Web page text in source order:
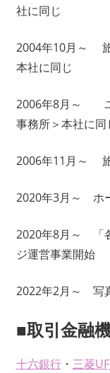
社に同じ
2004年10月～
本社に同じ
2006年8月～ ユ
事務所＞本社に同
2006年11月～
2020年3月～ ホ
2020年8月～ 「
ジ運営事業開始
2022年2月～ 写
■取引金融
十六銀行・ 三菱